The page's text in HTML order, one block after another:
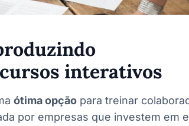
interativos
ótima opçãopara treinar
por empresas que investem em